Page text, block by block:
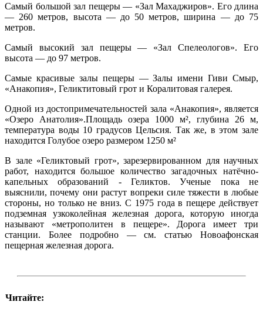
Самый большой зал пещеры — «Зал Махаджиров». Его длина
— 260 метров, высота — до 50 метров, ширина — до 75
метров.
Самый высокий зал пещеры — «Зал Спелеологов». Его
высота — до 97 метров.
Самые красивые залы пещеры — Залы имени Гиви Смыр,
«Анакопия», Геликтитовый грот и Коралитовая галерея.
Одной из достопримечательностей зала «Анакопия», является
«Озеро Анатолия».Площадь озера 1000 м², глубина 26 м,
температура воды 10 градусов Цельсия. Так же, в этом зале
находится Голубое озеро размером 1250 м²
В зале «Геликтовый грот», зарезервированном для научных
работ, находится большое количество загадочных натёчно-
капельных образований - Геликтов. Ученые пока не
выяснили, почему они растут вопреки силе тяжести в любые
стороны, но только не вниз. С 1975 года в пещере действует
подземная узкоколейная железная дорога, которую иногда
называют «метрополитен в пещере». Дорога имеет три
станции. Более подробно — см. статью Новоафонская
пещерная железная дорога.
Читайте: